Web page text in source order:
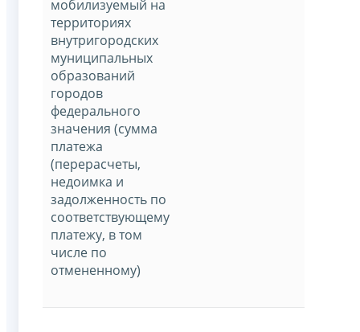
мобилизуемый на
территориях
внутригородских
муниципальных
образований
городов
федерального
значения (сумма
платежа
(перерасчеты,
недоимка и
задолженность по
соответствующему
платежу, в том
числе по
отмененному)